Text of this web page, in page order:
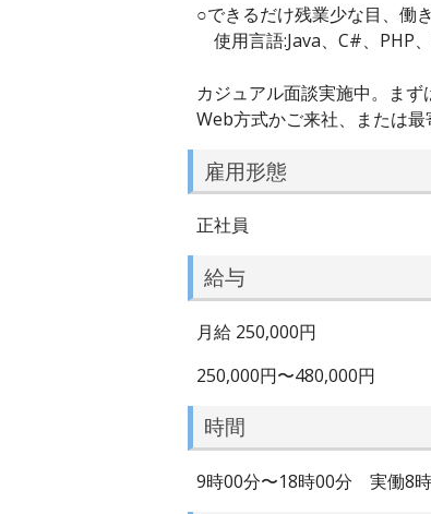
○できるだけ残業少な目、働
使用言語:Java、C#、PHP
カジュアル面談実施中。ま
Web方式かご来社、または最
雇用形態
正社員
給与
月給 250,000円
250,000円〜480,000円
時間
9時00分〜18時00分 実働8